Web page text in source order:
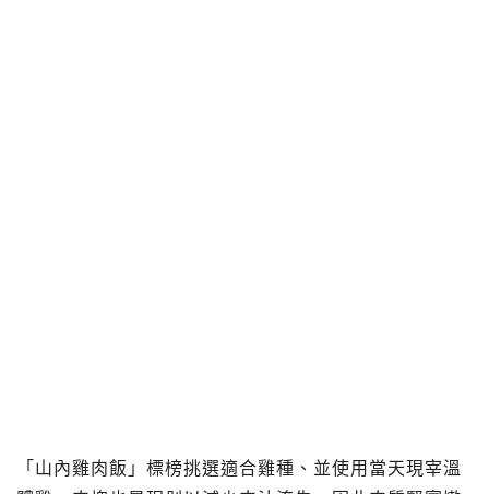
「山內雞肉飯」標榜挑選適合雞種、並使用當天現宰溫